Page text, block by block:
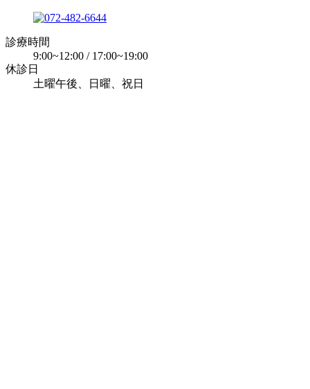
診療時間
9:00~12:00 / 17:00~19:00
休診日
土曜午後、日曜、祝日